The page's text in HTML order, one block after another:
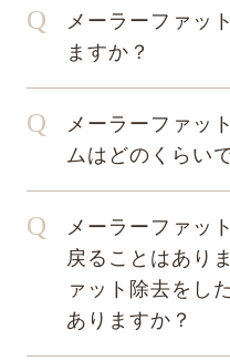
メーラーファッ
ますか？
メーラーファッ
ムはどのくらい
メーラーファッ
戻ることはあり
ァット除去をし
ありますか？